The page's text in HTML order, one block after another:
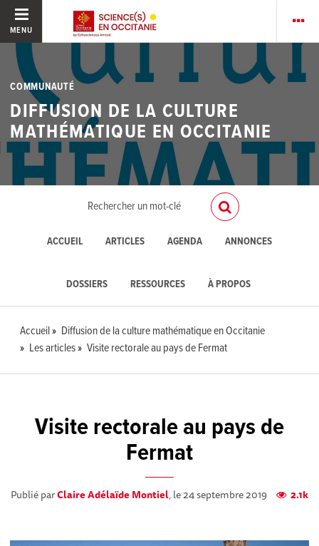
MENU
COMMUNAUTÉ
DIFFUSION DE LA CULTURE
MATHÉMATIQUE EN OCCITANIE
ACCUEIL ARTICLES AGENDA ANNONCES
DOSSIERS RESSOURCES À PROPOS
Accueil
Diffusion de la culture mathématique en Occitanie
Les articles
Visite rectorale au pays de Fermat
Visite rectorale au pays de
Fermat
Publié parClaire Adélaïde Montiel, le 24 septembre 2019 2.1k